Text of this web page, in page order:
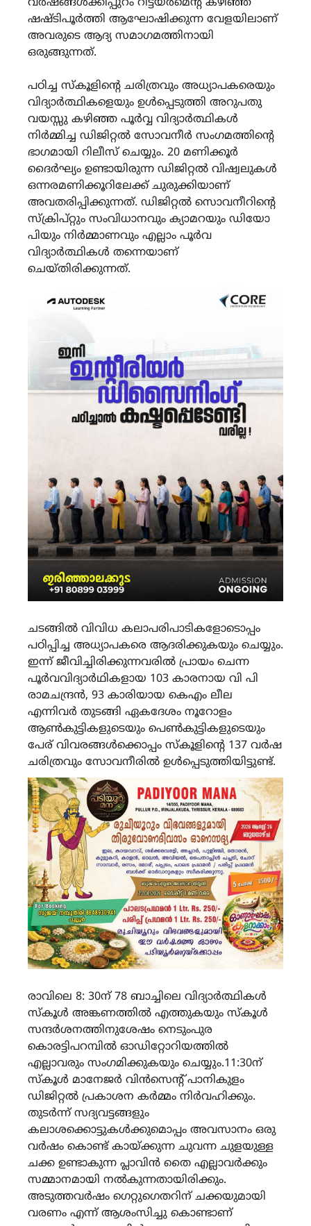
ഷഷ്ടിപൂർത്തി ആഘോഷിക്കുന്ന വേളയിലാണ്
അവരുടെ ആദ്യ സമാഗമത്തിനായി
ഒരുങ്ങുന്നത്.
പഠിച്ച സ്കൂളിന്‍റെ ചരിത്രവും അധ്യാപകരെയും
വിദ്യാർത്ഥികളെയും ഉൾപ്പെടുത്തി അറുപതു
വയസ്സു കഴിഞ്ഞ പൂർവ്വ വിദ്യാർത്ഥികൾ
നിർമ്മിച്ച ഡിജിറ്റൽ സോവനീർ സംഗമത്തിന്‍റെ
ഭാഗമായി റിലീസ് ചെയ്യും. 20 മണിക്കൂർ
ദൈർഘ്യം ഉണ്ടായിരുന്ന ഡിജിറ്റൽ വിഷ്വലുകൾ
ഒന്നരമണിക്കൂറിലേക്ക് ചുരുക്കിയാണ്
അവതരിപ്പിക്കുന്നത്. ഡിജിറ്റൽ സൊവനീറിന്റെ
സ്ക്രിപ്റ്റും സംവിധാനവും ക്യാമറയും ഡിയോ
പിയും നിർമ്മാണവും എല്ലാം പൂർവ
വിദ്യാർത്ഥികൾ തന്നെയാണ്
ചെയ്തിരിക്കുന്നത്.
ചടങ്ങിൽ വിവിധ കലാപരിപാടികളോടൊപ്പം
പഠിപ്പിച്ച അധ്യാപകരെ ആദരിക്കുകയും ചെയ്യും.
ഇന്ന് ജീവിച്ചിരിക്കുന്നവരിൽ പ്രായം ചെന്ന
പൂർവവിദ്യാർഥികളായ 103 കാരനായ വി പി
രാമചന്ദ്രൻ, 93 കാരിയായ കെഎം ലീല
എന്നിവർ തുടങ്ങി ഏകദേശം നൂറോളം
ആൺകുട്ടികളുടെയും പെൺകുട്ടികളുടെയും
പേര് വിവരങ്ങൾക്കൊപ്പം സ്കൂളിന്റെ 137 വർഷ
ചരിത്രവും സോവനീരിൽ ഉൾപ്പെടുത്തിയിട്ടുണ്ട്.
രാവിലെ 8: 30ന് 78 ബാച്ചിലെ വിദ്യാർത്ഥികൾ
സ്കൂൾ അങ്കണത്തിൽ എത്തുകയും സ്കൂൾ
സന്ദർശനത്തിനുശേഷം നെടുംപുര
കൊരട്ടിപറമ്പിൽ ഓഡിറ്റോറിയത്തിൽ
എല്ലാവരും സംഗമിക്കുകയും ചെയ്യും.11:30ന്
സ്കൂൾ മാനേജർ വിൻസെന്റ് പാനികുളം
ഡിജിറ്റൽ പ്രകാശന കർമ്മം നിർവഹിക്കും.
തുടർന്ന് സദ്യവട്ടങ്ങളും
കലാശക്കൊട്ടുകൾക്കുമൊപ്പം അവസാനം ഒരു
വർഷം കൊണ്ട് കായ്ക്കുന്ന ചുവന്ന ചുളയുള്ള
ചക്ക ഉണ്ടാകുന്ന പ്ലാവിൻ തൈ എല്ലാവർക്കും
സമ്മാനമായി നൽകുന്നതായിരിക്കും.
അടുത്തവർഷം ഗെറ്റുഗെതറിന് ചക്കയുമായി
വരണം എന്ന് ആശംസിച്ചു കൊണ്ടാണ്